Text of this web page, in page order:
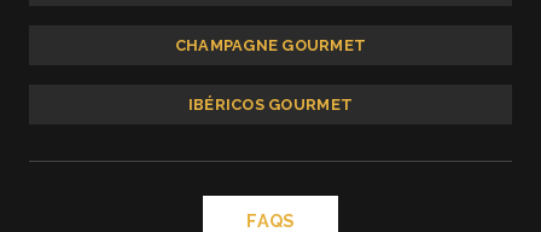
CHAMPAGNE GOURMET
IBÉRICOS GOURMET
FAQS